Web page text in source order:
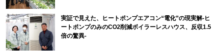
実証で見えた、ヒートポンプエアコン“電化”の現実解-ヒ
ートポンプのみのCO2削減ボイラーレスハウス、反収1.5
倍の驚異-